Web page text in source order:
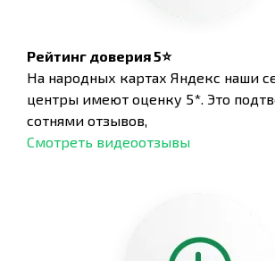
Рейтинг доверия 5⭐
На народных картах Яндекс наши
центры имеют оценку 5*. Это
сотнями отзывов,
Смотреть видеоотзывы